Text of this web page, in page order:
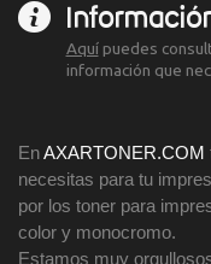
Aquípuedes
información que
EnAXARTONER.COM
necesitas para tu
por los toner para
color y monocromo.
Estamos muy